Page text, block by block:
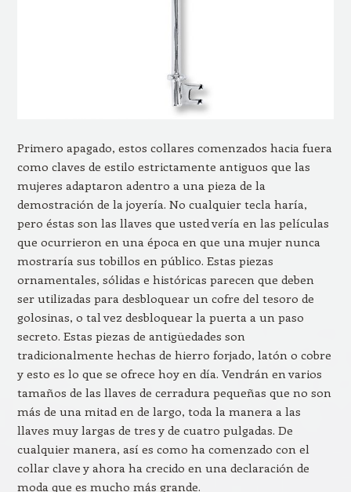
Primero apagado, estos collares comenzados hacia fuera
como claves de estilo estrictamente antiguos que las
mujeres adaptaron adentro a una pieza de la
demostración de la joyería. No cualquier tecla haría,
pero éstas son las llaves que usted vería en las películas
que ocurrieron en una época en que una mujer nunca
mostraría sus tobillos en público. Estas piezas
ornamentales, sólidas e históricas parecen que deben
ser utilizadas para desbloquear un cofre del tesoro de
golosinas, o tal vez desbloquear la puerta a un paso
secreto. Estas piezas de antigüedades son
tradicionalmente hechas de hierro forjado, latón o cobre
y esto es lo que se ofrece hoy en día. Vendrán en varios
tamaños de las llaves de cerradura pequeñas que no son
más de una mitad en de largo, toda la manera a las
llaves muy largas de tres y de cuatro pulgadas. De
cualquier manera, así es como ha comenzado con el
collar clave y ahora ha crecido en una declaración de
moda que es mucho más grande.